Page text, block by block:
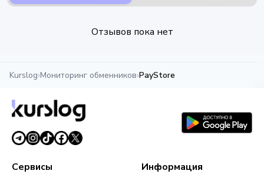
Отзывов пока нет
Kurslog›Мониторинг обменников›PayStore
Сервисы Информация